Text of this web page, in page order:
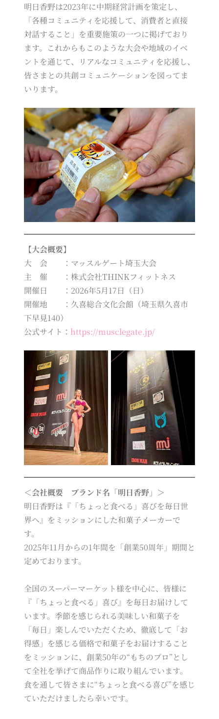
明日香野は2023年に中期経営計画を策定し、
「各種コミュニティを応援して、消費者と直接
対話すること」を重要施策の一つに掲げており
ます。これからもこのような大会や地域のイベ
ントを通じて、リアルなコミュニティを応援し、
皆さまとの共創コミュニケーションを図ってま
いります。
【大会概要】
大 会 ：マッスルゲート埼玉大会
主 催 ：株式会社THINKフィットネス
開催日 ：2026年5月17日（日）
開催地 ：久喜総合文化会館（埼玉県久喜市
下早見140）
公式サイト： https://musclegate.jp/
＜会社概要 ブランド名「明日香野」＞
明日香野は『「ちょっと食べる」喜びを毎日世
界へ』をミッションにした和菓子メーカーで
す。
2025年11月からの1年間を「創業50周年」期間と
定めております。
全国のスーパーマーケット様を中心に、皆様に
『「ちょっと食べる」喜び』を毎日お届けして
います。季節を感じられる美味しい和菓子を
「毎日」楽しんでいただくため、徹底して「お
得感」を感じる価格で和菓子をお届けすること
をミッションに、創業50年の“もちのプロ”とし
て全社を挙げて商品作りに取り組んでいます。
食を通して皆さまに“ちょっと食べる喜び”を感じ
ていただけましたら幸いです。